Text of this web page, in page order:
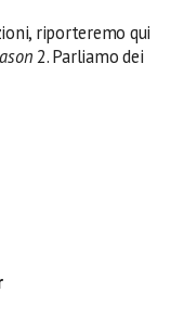
riporteremo qui
2. Parliamo dei